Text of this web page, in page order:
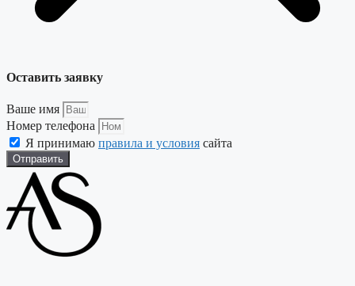
Оставить заявку
Ваше имя
Номер телефона
Я принимаю правила и условия сайта
Отправить